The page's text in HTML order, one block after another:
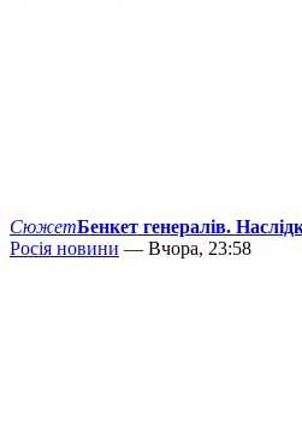
СюжетБенкет генералів.
Росія новини — Вчора, 23:58